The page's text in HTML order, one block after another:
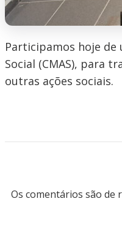
Participamos hoje de
Social (CMAS), para
outras ações sociais.
Os comentários são de